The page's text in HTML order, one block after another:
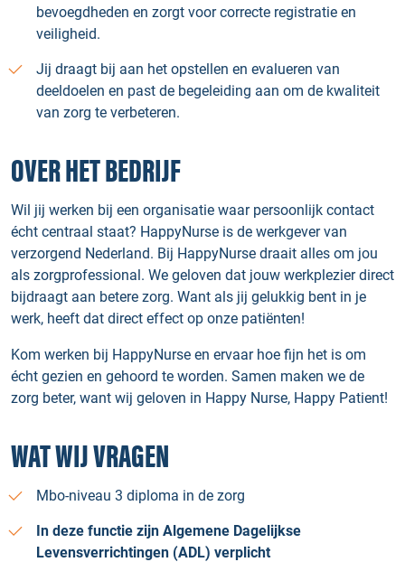
bevoegdheden en zorgt voor correcte registratie en
veiligheid.
Jij draagt bij aan het opstellen en evalueren van
deeldoelen en past de begeleiding aan om de kwaliteit
van zorg te verbeteren.
OVER HET BEDRIJF
Wil jij werken bij een organisatie waar persoonlijk contact
écht centraal staat? HappyNurse is de werkgever van
verzorgend Nederland. Bij HappyNurse draait alles om jou
als zorgprofessional. We geloven dat jouw werkplezier direct
bijdraagt aan betere zorg. Want als jij gelukkig bent in je
werk, heeft dat direct effect op onze patiënten!
Kom werken bij HappyNurse en ervaar hoe fijn het is om
écht gezien en gehoord te worden. Samen maken we de
zorg beter, want wij geloven in Happy Nurse, Happy Patient!
WAT WIJ VRAGEN
Mbo-niveau 3 diploma in de zorg
In deze functie zijn Algemene Dagelijkse
Levensverrichtingen (ADL) verplicht